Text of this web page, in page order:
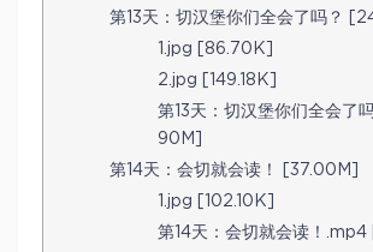
第13天：切汉堡你们全会了吗？
1.jpg [86.70K]
2.jpg [149.18K]
第13天：切汉堡你们全会了
90M]
第14天：会切就会读！ [37.00M]
1.jpg [102.10K]
第14天：会切就会读！.mp4